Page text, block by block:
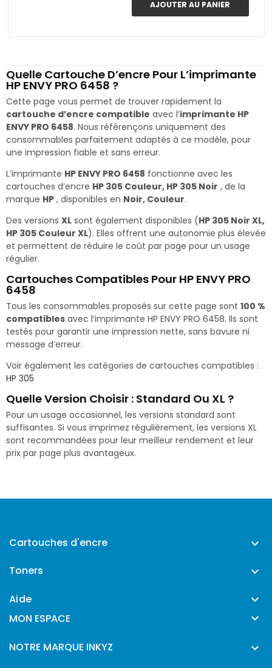
AJOUTER AU PANIER
Quelle Cartouche D’encre Pour L’imprimante
HP ENVY PRO 6458 ?
Cette page vous permet de trouver rapidement la
cartouche d’encre compatible avec l’imprimante HP
ENVY PRO 6458. Nous référençons uniquement des
consommables parfaitement adaptés à ce modèle, pour
une impression fiable et sans erreur.
L’imprimante HP ENVY PRO 6458 fonctionne avec les
cartouches d’encre HP 305 Couleur, HP 305 Noir , de la
marque HP , disponibles en Noir, Couleur.
Des versions XL sont également disponibles (HP 305 Noir XL,
HP 305 Couleur XL). Elles offrent une autonomie plus élevée
et permettent de réduire le coût par page pour un usage
régulier.
Cartouches Compatibles Pour HP ENVY PRO
6458
Tous les consommables proposés sur cette page sont 100 %
compatibles avec l’imprimante HP ENVY PRO 6458. Ils sont
testés pour garantir une impression nette, sans bavure ni
message d’erreur.
Voir également les catégories de cartouches compatibles :
HP 305
Quelle Version Choisir : Standard Ou XL ?
Pour un usage occasionnel, les versions standard sont
suffisantes. Si vous imprimez régulièrement, les versions XL
sont recommandées pour leur meilleur rendement et leur
prix par page plus avantageux.
Cartouches d'encre 
Toners 
Aide 
MON ESPACE 
NOTRE MARQUE INKYZ 